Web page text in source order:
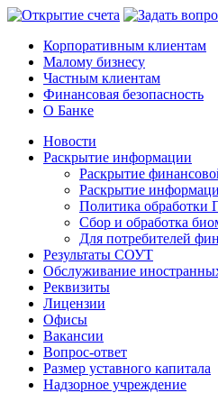
Корпоративным клиентам
Малому бизнесу
Частным клиентам
Финансовая безопасность
О Банке
Новости
Раскрытие информации
Раскрытие
Раскрытие
Политика обработки
Сбор и обработка
Для потребителей
Результаты СОУТ
Обслуживание
Реквизиты
Лицензии
Офисы
Вакансии
Вопрос-ответ
Размер уставного капитала
Надзорное учреждение